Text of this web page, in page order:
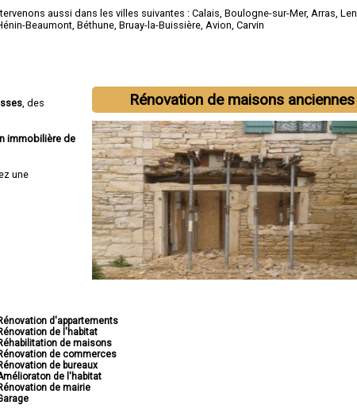
aussi dans les villes suivantes :Calais ,Boulogne-sur-Mer, Arras ,
Beaumont ,Béthune ,Bruay-la-Buissière Avion ,Carvin
Rénovation de maisons anciennes
, des
immobilière de
une
d'appartements
de l'habitat
de maisons
de commerces
de bureaux
de l'habitat
de mairie